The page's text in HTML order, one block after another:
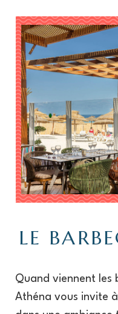
LE
Quand viennent les
Athéna vous invite